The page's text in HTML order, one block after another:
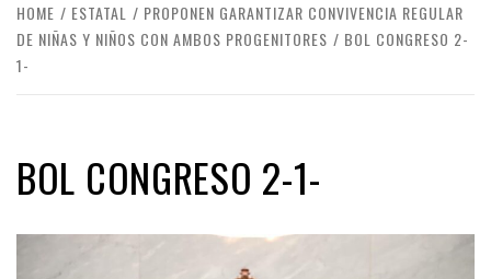
HOME ESTATAL
PROPONEN GARANTIZAR CONVIVENCIA REGULAR
DE NIÑAS Y NIÑOS CON AMBOS PROGENITORES
BOL CONGRESO 2-
1-
BOL CONGRESO 2-1-